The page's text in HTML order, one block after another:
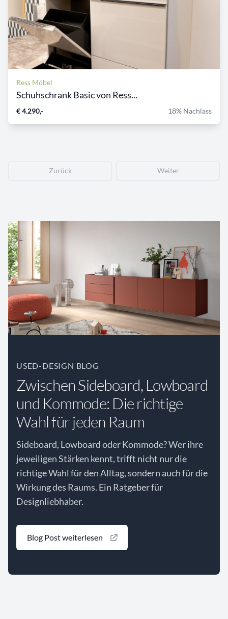
Ress Möbel
Schuhschrank Basic von Ress...
€ 4.290,- 18% Nachlass
Zurück Weiter
USED-DESIGN BLOG
Zwischen Sideboard, Lowboard
und Kommode: Die richtige
Wahl für jeden Raum
Sideboard, Lowboard oder Kommode? Wer ihre
jeweiligen Stärken kennt, trifft nicht nur die
richtige Wahl für den Alltag, sondern auch für die
Wirkung des Raums. Ein Ratgeber für
Designliebhaber.
Blog Post weiterlesen